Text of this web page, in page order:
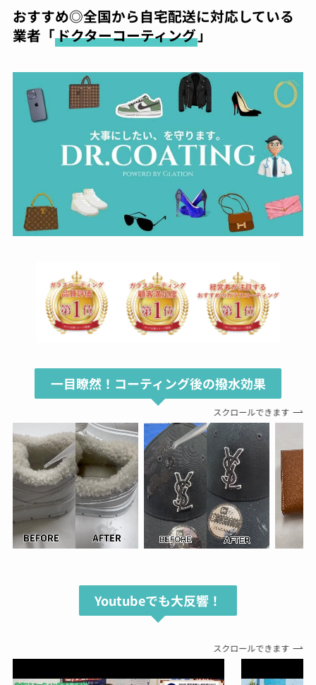
おすすめ◎全国から自宅配送に対応している
業者「ドクターコーティング」
一目瞭然！コーティング後の撥水効果
スクロールできます
Youtubeでも大反響！
スクロールできます